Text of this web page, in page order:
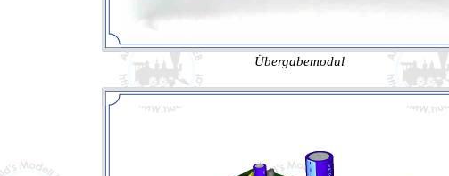
Übergabemodul